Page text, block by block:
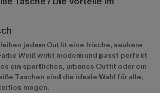
jedem Outfit eine frische, saubere
Weiß wirkt modern und passt perfekt
ein sportliches, urbanes Outfit oder ein
Taschen sind die ideale Wahl für alle,
mögen.